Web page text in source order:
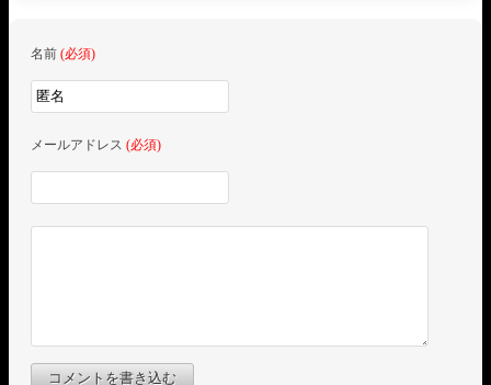
名前 (必須)
メールアドレス (必須)
コメントを書き込む